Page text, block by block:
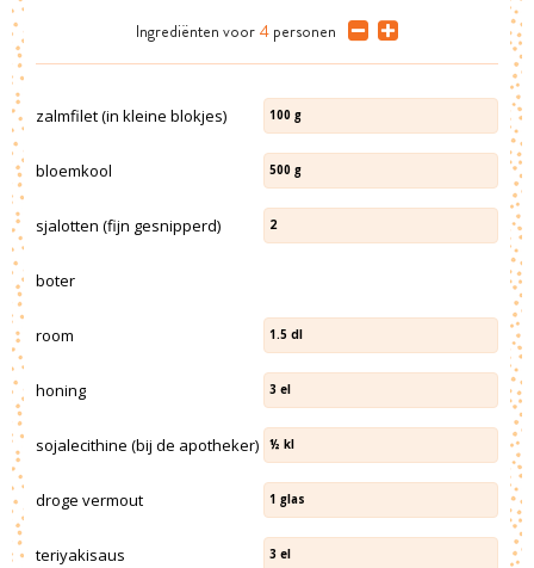
Ingrediënten voor 4 personen
zalmfilet (in kleine blokjes) 100 g
bloemkool 500 g
sjalotten (fijn gesnipperd) 2
boter
room 1.5 dl
honing 3 el
sojalecithine (bij de apotheker) ½ kl
droge vermout 1 glas
teriyakisaus 3 el